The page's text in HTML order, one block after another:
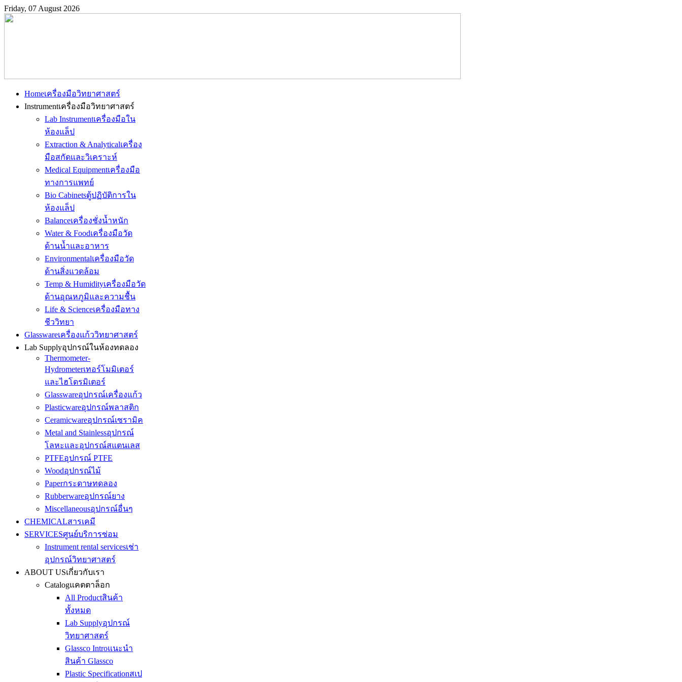
Friday, 07 August 2026
Homeเครื่องมือวิทยาศาสตร์
Instrumentเครื่องมือวิทยาศาสตร์
Lab Instrumentเครื่องมือใน
ห้องแล็ป
Extraction & Analyticalเครื่อง
มือสกัดและวิเคราะห์
Medical Equipmentเครื่องมือ
ทางการแพทย์
Bio Cabinetsตู้ปฏิบัติการใน
ห้องแล็ป
Balanceเครื่องชั่งน้ำหนัก
Water & Foodเครื่องมือวัด
ด้านน้ำและอาหาร
Environmentalเครื่องมือวัด
ด้านสิ่งแวดล้อม
Temp & Humidityเครื่องมือวัด
ด้านอุณหภูมิและความชื้น
Life & Scienceเครื่องมือทาง
ชีววิทยา
Glasswareเครื่องแก้ววิทยาศาสตร์
Lab Supplyอุปกรณ์ในห้องทดลอง
Thermometer-
Hydrometerเทอร์โมมิเตอร์
และไฮโดรมิเตอร์
Glasswareอุปกรณ์เครื่องแก้ว
Plasticwareอุปกรณ์พลาสติก
Ceramicwareอุปกรณ์เซรามิค
Metal and Stainlessอุปกรณ์
โลหะและอุปกรณ์สแตนเลส
PTFEอุปกรณ์ PTFE
Woodอุปกรณ์ไม้
Paperกระดาษทดลอง
Rubberwareอุปกรณ์ยาง
Miscellaneousอุปกรณ์อื่นๆ
CHEMICALสารเคมี
SERVICESศูนย์บริการซ่อม
Instrument rental servicesเช่า
อุปกรณ์วิทยาศาสตร์
ABOUT USเกี่ยวกับเรา
Catalogแคตตาล็อก
All Productสินค้า
ทั้งหมด
Lab Supplyอุปกรณ์
วิทยาศาสตร์
Glassco Introแนะนำ
สินค้า Glassco
Plastic Specificationสเป